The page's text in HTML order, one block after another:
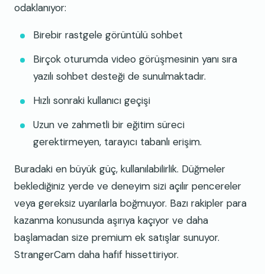
odaklanıyor:
Birebir rastgele görüntülü sohbet
Birçok oturumda video görüşmesinin yanı sıra
yazılı sohbet desteği de sunulmaktadır.
Hızlı sonraki kullanıcı geçişi
Uzun ve zahmetli bir eğitim süreci
gerektirmeyen, tarayıcı tabanlı erişim.
Buradaki en büyük güç, kullanılabilirlik. Düğmeler
beklediğiniz yerde ve deneyim sizi açılır pencereler
veya gereksiz uyarılarla boğmuyor. Bazı rakipler para
kazanma konusunda aşırıya kaçıyor ve daha
başlamadan size premium ek satışlar sunuyor.
StrangerCam daha hafif hissettiriyor.